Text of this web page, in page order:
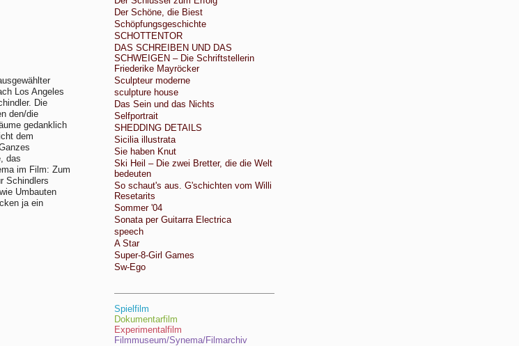
Los Angeles
Die
den/die
gedanklich
dem
das
im Film: Zum
Schindlers
Umbauten
ja ein
Der Schöne, die Biest
Schöpfungsgeschichte
SCHOTTENTOR
DAS SCHREIBEN UND DAS
SCHWEIGEN – Die Schriftstellerin
Friederike Mayröcker
Sculpteur moderne
sculpture house
Das Sein und das Nichts
Selfportrait
SHEDDING DETAILS
Sicilia illustrata
Sie haben Knut
Ski Heil – Die zwei Bretter, die die Welt
bedeuten
So schaut's aus. G'schichten vom Willi
Resetarits
Sommer '04
Sonata per Guitarra Electrica
speech
A Star
Super-8-Girl Games
Sw-Ego
Spielfilm
Dokumentarfilm
Experimentalfilm
Filmmuseum/Synema/Filmarchiv